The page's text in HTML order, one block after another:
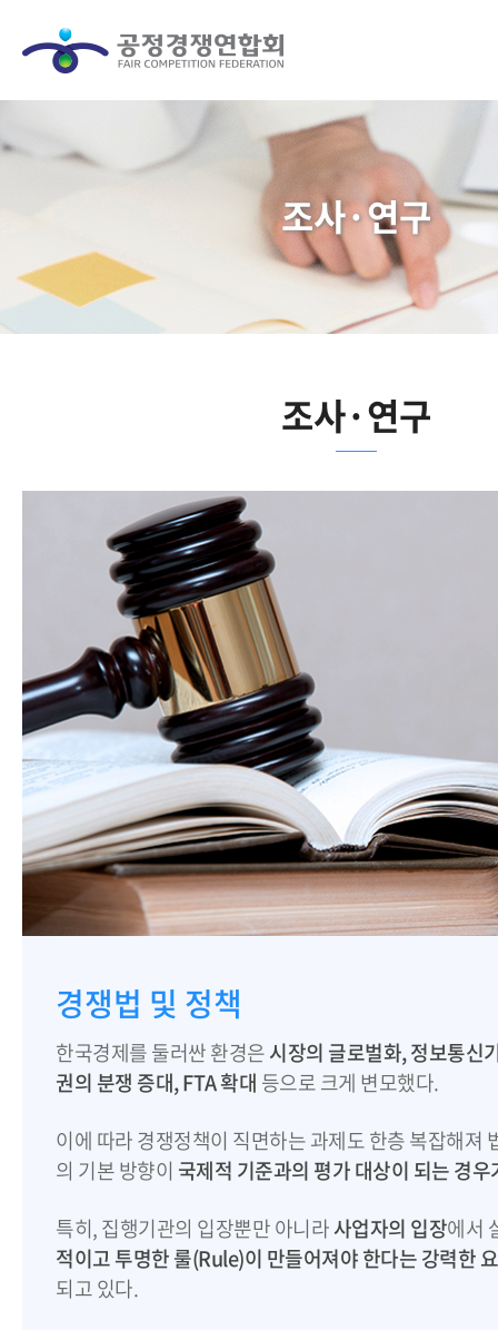
조사·연구
조사·연구
경쟁법 및 정책
한국경제를 둘러싼 환경은시장의 글로벌화, 정보통신
권의 분쟁 증대, FTA 확대 등으로 크게 변모했다.
이에 따라 경쟁정책이 직면하는 과제도 한층 복잡해져
의 기본 방향이 국제적 기준과의 평가 대상이 되는 경
특히, 집행기관의 입장뿐만 아니라사업자의 입장에서
적이고 투명한 룰(Rule)이 만들어져야 한다는 강력한
되고 있다.